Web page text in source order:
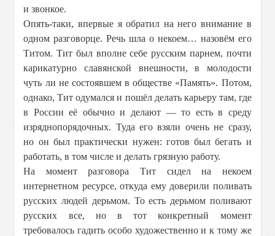
и звонкое.
Опять-таки, впервые я обратил на него внимание в
одном разговорце. Речь шла о некоем… назовём его
Титом. Тит был вполне себе русским парнем, почти
карикатурно славянской внешности, в молодости
чуть ли не состоявшем в обществе «Память». Потом,
однако, Тит одумался и пошёл делать карьеру там, где
в России её обычно и делают — то есть в среду
изряднопорядочных. Туда его взяли очень не сразу,
но он был практически нужен: готов был бегать и
работать, в том числе и делать грязную работу.
На момент разговора Тит сидел на некоем
интернетном ресурсе, откуда ему доверили поливать
русских людей дерьмом. То есть дерьмом поливают
русских все, но в тот конкретный момент
требовалось гадить особо художественно и к тому же